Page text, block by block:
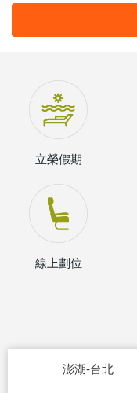
立榮假期
線上劃位
澎湖-台北